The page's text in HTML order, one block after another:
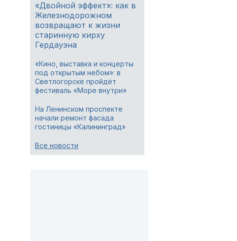
«Двойной эффект»: как в
Железнодорожном
возвращают к жизни
старинную кирху
Гердауэна
«Кино, выставка и концерты
под открытым небом»: в
Светлогорске пройдёт
фестиваль «Море внутри»
На Ленинском проспекте
начали ремонт фасада
гостиницы «Калининград»
Все новости